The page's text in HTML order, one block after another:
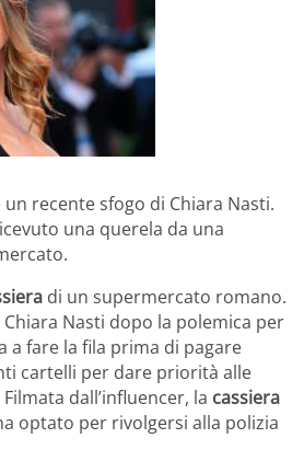
recente sfogo di Chiara Nasti.
una querela da una
di un supermercato romano.
Chiara Nasti dopo la polemica per
a fare la fila prima di pagare
cartelli per dare priorità alle
dall’influencer, la cassiera
optato per rivolgersi alla polizia